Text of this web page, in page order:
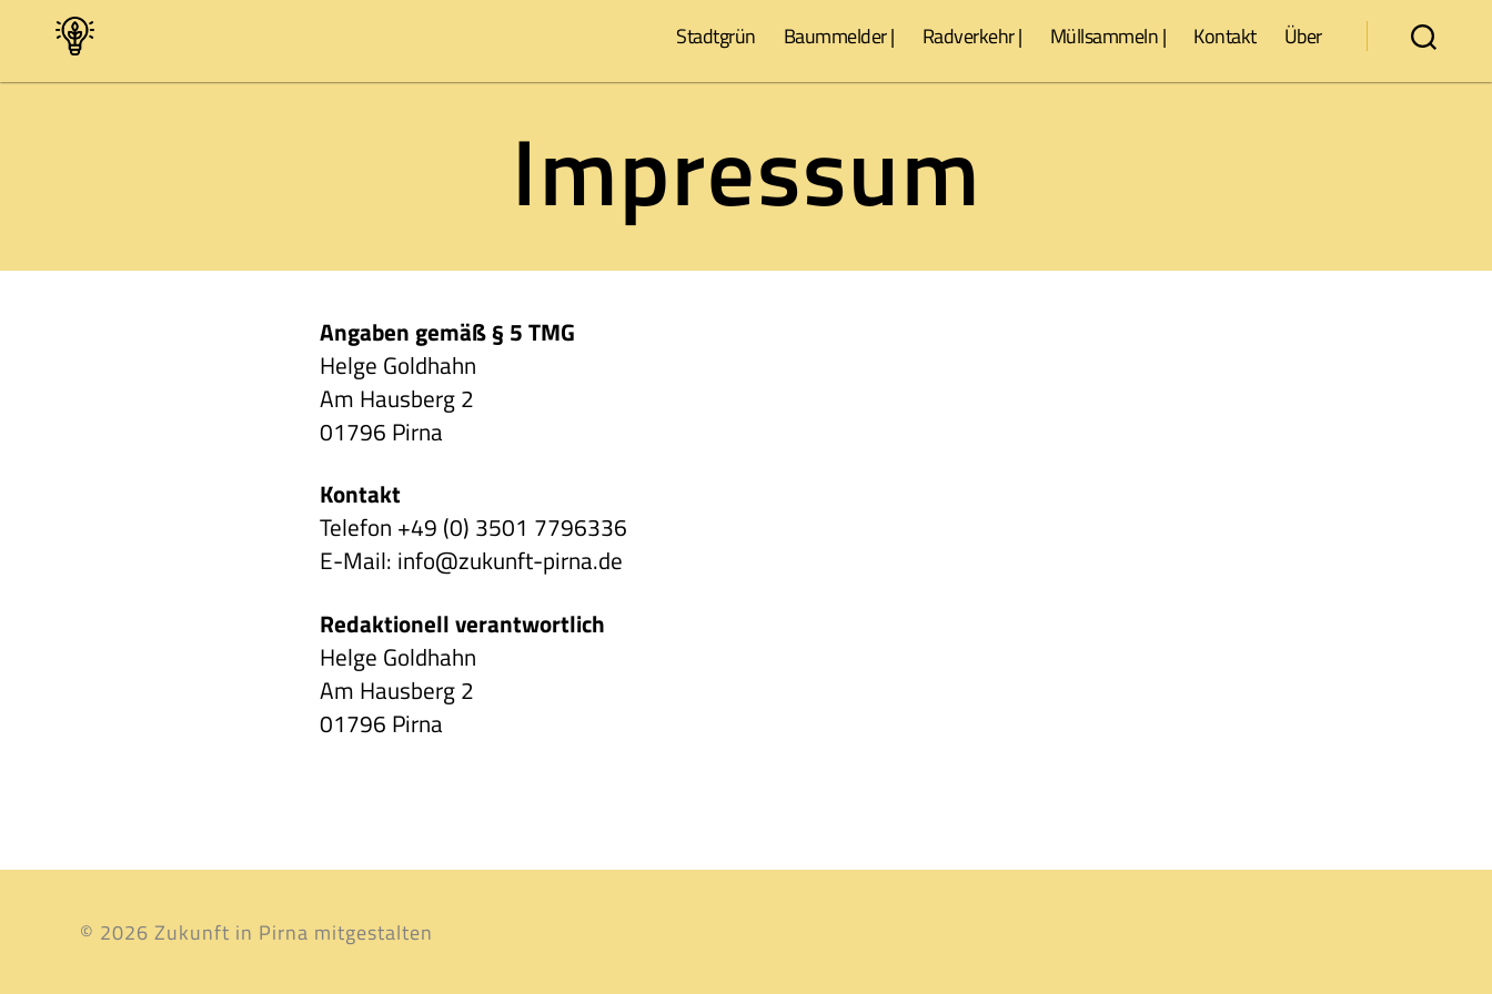
Zukunft
in
Stadtgrün Baummelder | Radverkehr | Müllsammeln | Kontakt Über
Impressum
Angaben gemäß § 5 TMG
Helge Goldhahn
Am Hausberg 2
01796 Pirna
Kontakt
Telefon +49 (0) 3501 7796336
E-Mail: info@zukunft-pirna.de
Redaktionell verantwortlich
Helge Goldhahn
Am Hausberg 2
01796 Pirna
© 2026 Zukunft in Pirna mitgestalten